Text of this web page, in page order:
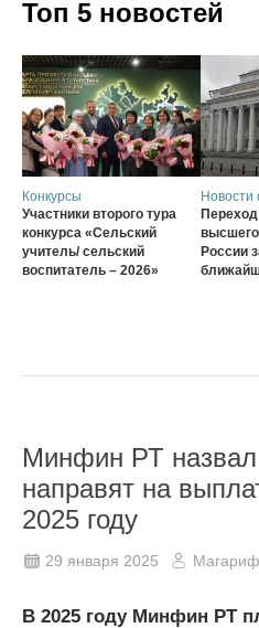
Топ 5 новостей
Конкурсы
Участники второго тура
конкурса «Сельский
учитель/ сельский
воспитатель – 2026»
Новости
высшего
России
Минфин РТ
направят на
2025 году
29 января 2025 Магариф
В 2025 году Минфин РТ